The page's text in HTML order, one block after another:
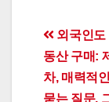
Post
외국인도
동산 구매:
차, 매력적
묻는 질문,